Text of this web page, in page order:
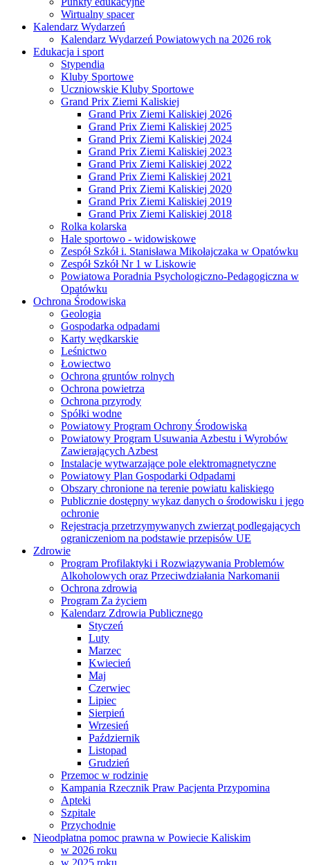
Wirtualny spacer
Kalendarz Wydarzeń
Kalendarz Wydarzeń Powiatowych na 2026 rok
Edukacja i sport
Stypendia
Kluby Sportowe
Uczniowskie Kluby Sportowe
Grand Prix Ziemi Kaliskiej
Grand Prix Ziemi Kaliskiej 2026
Grand Prix Ziemi Kaliskiej 2025
Grand Prix Ziemi Kaliskiej 2024
Grand Prix Ziemi Kaliskiej 2023
Grand Prix Ziemi Kaliskiej 2022
Grand Prix Ziemi Kaliskiej 2021
Grand Prix Ziemi Kaliskiej 2020
Grand Prix Ziemi Kaliskiej 2019
Grand Prix Ziemi Kaliskiej 2018
Rolka kolarska
Hale sportowo - widowiskowe
Zespół Szkół i. Stanisława Mikołajczaka w Opatówku
Zespół Szkół Nr 1 w Liskowie
Powiatowa Poradnia Psychologiczno-Pedagogiczna w
Opatówku
Ochrona Środowiska
Geologia
Gospodarka odpadami
Karty wędkarskie
Leśnictwo
Łowiectwo
Ochrona gruntów rolnych
Ochrona powietrza
Ochrona przyrody
Spółki wodne
Powiatowy Program Ochrony Środowiska
Powiatowy Program Usuwania Azbestu i Wyrobów
Zawierających Azbest
Instalacje wytwarzające pole elektromagnetyczne
Powiatowy Plan Gospodarki Odpadami
Obszary chronione na terenie powiatu kaliskiego
Publicznie dostępny wykaz danych o środowisku i jego
ochronie
Rejestracja przetrzymywanych zwierząt podlegających
ograniczeniom na podstawie przepisów UE
Zdrowie
Program Profilaktyki i Rozwiązywania Problemów
Alkoholowych oraz Przeciwdziałania Narkomanii
Ochrona zdrowia
Program Za życiem
Kalendarz Zdrowia Publicznego
Styczeń
Luty
Marzec
Kwiecień
Maj
Czerwiec
Lipiec
Sierpień
Wrzesień
Październik
Listopad
Grudzień
Przemoc w rodzinie
Kampania Rzecznik Praw Pacjenta Przypomina
Apteki
Szpitale
Przychodnie
Nieodpłatna pomoc prawna w Powiecie Kaliskim
w 2026 roku
w 2025 roku